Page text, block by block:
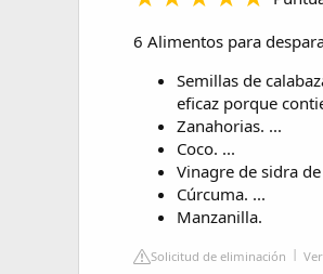
6 Alimentos para
Semillas de
eficaz porque
Zanahorias. ...
Coco. ...
Vinagre de sidra
Cúrcuma. ...
Manzanilla.
Solicitud de eliminación